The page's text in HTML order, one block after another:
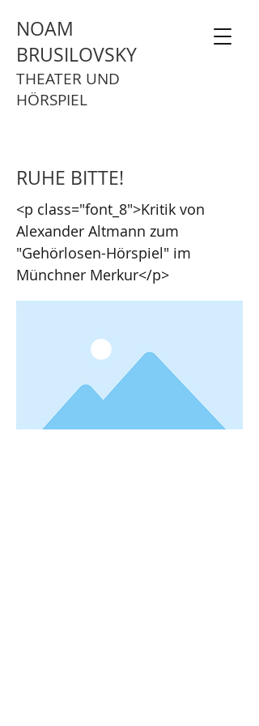
NOAM
BRUSILOVSKY
THEATER UND
HÖRSPIEL
RUHE BITTE!
<p class="font_8">Kritik von
Alexander Altmann zum
"Gehörlosen-Hörspiel" im
Münchner Merkur</p>